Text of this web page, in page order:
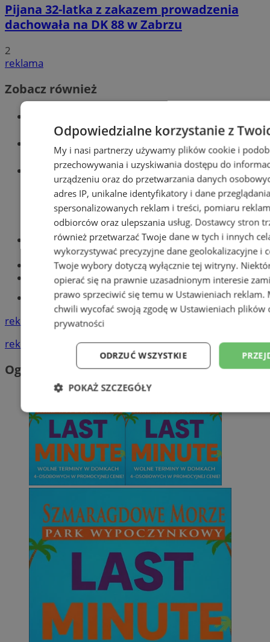
Pijana 32-latka z zakazem prowadzenia
dachowała na DK 88 w Zabrzu
2
reklama
Zobacz również
Wiadomości lokalne
Wiadomości sportowe
Optyk, okulista
Zabrze
Największy sklep z częściami online!
Książeczka sanepidowska
Tworzenie stron www -Zabrze
reklama
reklama
Ogłoszenia
Odpowiedzialne korzystanie z
My i nasi partnerzy używamy plików cookie i
przechowywania i uzyskiwania dostępu do
urządzeniu oraz do przetwarzania danych
adres IP, unikalne identyfikatory i dane
spersonalizowanych reklam i treści, pomiaru
odbiorców oraz ulepszania usług. Dostawcy stron
również przetwarzać Twoje dane w tych i innych
wykorzystywać precyzyjne dane geolokalizacyjne i
Twoje wybory dotyczą wyłącznie tej witryny.
opierać się na prawnie uzasadnionym interesie
prawo sprzeciwić się temu w Ustawieniach reklam.
chwili wycofać swoją zgodę w Ustawieniach plików
prywatności
ODRZUĆ WSZYSTKIE
POKAŻ SZCZEGÓŁY
Niezbędne Wydajność
Niesklasyfikowane
Targetowanie
Niezbędne pliki cookie umożliwiają korzystanie z podstawowych
takich jak logowanie użytkownika i zarządzanie kontem. Bez
można prawidłowo korzystać ze strony internetowej.
Nazwa
Provider/
Domena
SessID
zabrze.com.pl